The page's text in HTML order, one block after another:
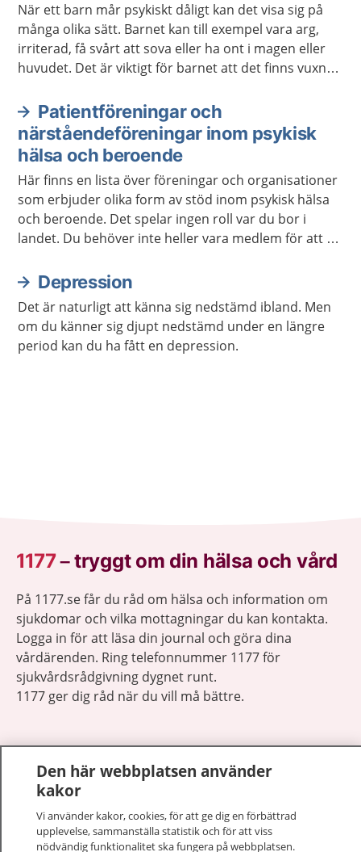
När ett barn mår psykiskt dåligt kan det visa sig på
många olika sätt. Barnet kan till exempel vara arg,
irriterad, få svårt att sova eller ha ont i magen eller
huvudet. Det är viktigt för barnet att det finns vuxna
och hjälp från sjukvården eller kommunen.
Patientföreningar och
närståendeföreningar inom psykisk
hälsa och beroende
Här finns en lista över föreningar och organisationer
som erbjuder olika form av stöd inom psykisk hälsa
och beroende. Det spelar ingen roll var du bor i
landet. Du behöver inte heller vara medlem för att ta
Depression
Det är naturligt att känna sig nedstämd ibland. Men
om du känner sig djupt nedstämd under en längre
period kan du ha fått en depression.
1177–tryggt om din hälsa och vård
På 1177.se får du råd om hälsa och information om
sjukdomar och vilka mottagningar du kan kontakta.
Logga in för att läsa din journal och göra dina
vårdärenden. Ring telefonnummer 1177 för
sjukvårdsrådgivning dygnet runt.
1177 ger dig råd när du vill må bättre.
Om 1177
Den här webbplatsen använder
kakor
Vi använder kakor, cookies, för att ge dig en förbättrad
upplevelse, sammanställa statistik och för att viss
nödvändig funktionalitet ska fungera på webbplatsen.